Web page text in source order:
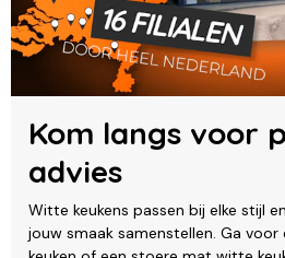
Kom langs voor
advies
Witte keukens passen bij elke stijl
jouw smaak samenstellen. Ga